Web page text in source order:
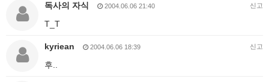
독사의 자식 2004.06.06 21:40 신고
T_T
kyriean 2004.06.06 18:39 신고
후..